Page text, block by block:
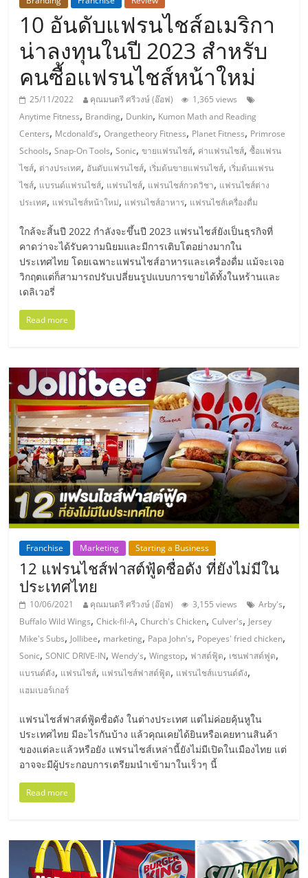
เอ
ส
เอ็
มอี
ไทย,
SMEs,
แฟ
รน
ไชส์,
ที่
ปรึกษา
แฟ
รน
ไชส์,
รวม
แฟ
รน
ไชส์
ขาย
แฟ
รน
ไชส์
แฟ
10 อันดับแฟรนไชส์อเมริกา
น่าลงทุนในปี 2023 สำหรับ
คนซื้อแฟรนไชส์หน้าใหม่
25/11/2022 คุณมนตรี ศรีวงษ์ (อ๊อฟ)
1,365 views
Anytime Fitness, Branding, Dunkin, Kumon Math and Reading
Centers, Mcdonald’s,Orangetheory Fitness, Planet Fitness, Primrose
Schools,Snap-On Tools,Sonic,ขายแฟรนไชส์, ค่าแฟรนไชส์,ซื้อแฟรน
ไชส์, ต่างประเทศ, อันดับแฟรนไชส์, เริ่มต้นขายแฟรนไชส์, เริ่มต้นแฟรน
ไชส์, แบรนด์แฟรนไชส์, แฟรนไชส์, แฟรนไชส์กวดวิชา, แฟรนไชส์ต่าง
ประเทศ, แฟรนไชส์หน้าใหม่, แฟรนไชส์อาหาร, แฟรนไชส์เครื่องดื่ม
ใกล้จะสิ้นปี 2022 กำลังจะขึ้นปี 2023 แฟรนไชส์ยังเป็นธุรกิจที่
คาดว่าจะได้รับความนิยมและมีการเติบโตอย่างมากใน
ประเทศไทย โดยเฉพาะแฟรนไชส์อาหารและเครื่องดื่ม แม้จะเจอ
วิกฤตแต่ก็สามารถปรับเปลี่ยนรูปแบบการขายได้ทั้งในหร้านและ
เดลิเวอรี่
Read more
Franchise Marketing Starting a Business
12 แฟรนไชส์ฟาสต์ฟู้ดชื่อดัง ที่ยังไม่มีใน
ประเทศไทย
10/06/2021 คุณมนตรี ศรีวงษ์ (อ๊อฟ) 3,155 views Arby's,
Buffalo Wild Wings,Chick-fil-A,Church's Chicken,Culver's, Jersey
Mike's Subs, Jollibee, marketing, Papa John's, Popeyes' fried chicken,
Sonic,SONIC DRIVE-IN,Wendy's,Wingstop, ฟาสต์ฟู้ด, เชนฟาสต์ฟูด,
แบรนด์ดัง, แฟรนไชส์, แฟรนไชส์ฟาสต์ฟู้ด, แฟรนไชส์แบรนด์ดัง,
แฮมเบอร์เกอร์
แฟรนไชส์ฟาสต์ฟู้ดชื่อดัง ในต่างประเทศ แต่ไม่ค่อยคุ้นหูใน
ประเทศไทย มีอะไรกันบ้าง แล้วคุณเคยได้ยินหรือเคยทานสินค้า
ของแต่ละแล้วหรือยัง แฟรนไชส์เหล่านี้ยังไม่มีเปิดในเมืองไทย แต่
อาจจะมีผู้ประกอบการเตรียมนำเข้ามาในเร็วๆ นี้
Read more